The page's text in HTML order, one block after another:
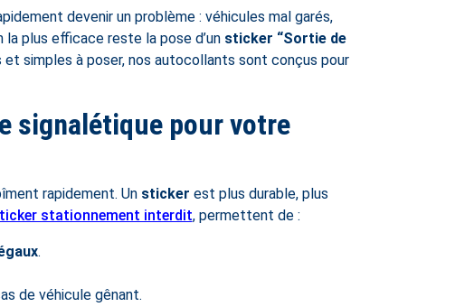
devenir un problème : véhicules mal garés,
plus efficace reste la pose d’un sticker “Sortie de
et simples à poser, nos autocollants sont conçus pour
signalétique pour votre
rapidement. Un sticker est plus durable, plus
stationnement interdit, permettent de :
.
de véhicule gênant.